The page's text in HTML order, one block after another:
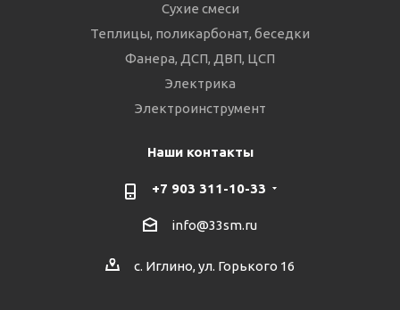
Сухие смеси
Теплицы, поликарбонат, беседки
Фанера, ДСП, ДВП, ЦСП
Электрика
Электроинструмент
Наши контакты
+7 903 311-10-33
info@33sm.ru
с. Иглино, ул. Горького 16